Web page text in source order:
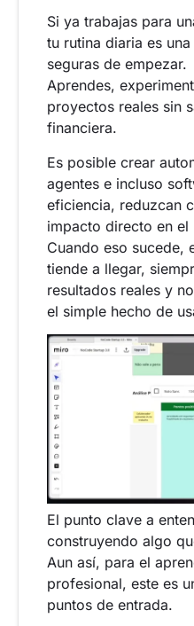
Si ya trabajas para
tu rutina diaria es
seguras de empezar.
Aprendes,
proyectos reales sin
financiera.
Es posible crear
agentes e incluso
eficiencia, reduzcan
impacto directo en el
Cuando eso sucede,
tiende a llegar,
resultados reales y
el simple hecho de
El punto clave a
construyendo algo
Aun así, para el
profesional, este es
puntos de entrada.